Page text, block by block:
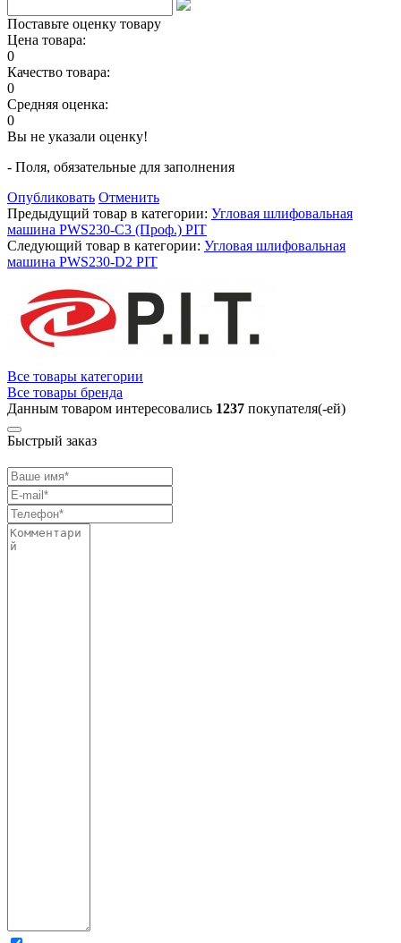
Поставьте оценку товару
Цена товара:
0
Качество товара:
0
Средняя оценка:
0
Вы не указали оценку!
- Поля, обязательные для заполнения
Опубликовать Отменить
Предыдущий товар в категории: Угловая шлифовальная
машина PWS230-С3 (Проф.) PIT
Следующий товар в категории: Угловая шлифовальная
машина PWS230-D2 PIT
Все товары категории
Все товары бренда
Данным товаром интересовались 1237 покупателя(-ей)
Быстрый заказ